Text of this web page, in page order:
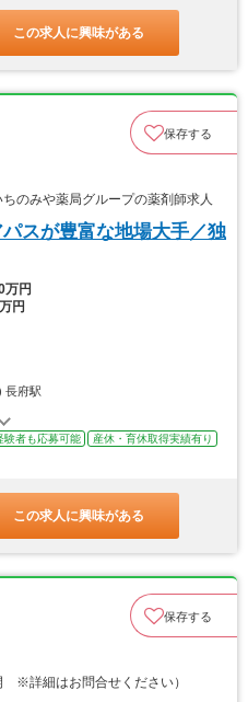
この求人に興味がある
保存する
のみや薬局グループの薬剤師求人
スが豊富な地場大手／独
万円
円
長府駅
験者も応募可能
産休・育休取得実績有り
この求人に興味がある
保存する
※詳細はお問合せください）